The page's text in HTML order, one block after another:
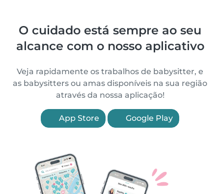
O cuidado está sempre ao seu
alcance com o nosso aplicativo
Veja rapidamente os trabalhos de babysitter, e
as babysitters ou amas disponíveis na sua região
através da nossa aplicação!
App Store Google Play